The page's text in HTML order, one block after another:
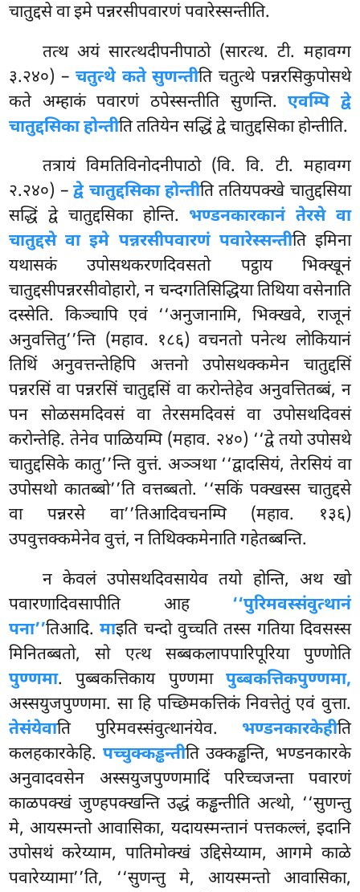
चातुद्दसे वा इमे पन्नरसीपवारणं पवारेस्सन्तीति.
तत्थ अयं सारत्थदीपनीपाठो (सारत्थ. टी. महावग्ग
३.२४०) – चतुत्थे कते सुणन्तीति चतुत्थे पन्नरसिकुपोसथे
कते अम्हाकं पवारणं ठपेस्सन्तीति सुणन्ति.एवम्पि द्वे
चातुद्दसिका होन्तीति ततियेन सद्धिं द्वे चातुद्दसिका होन्तीति.
तत्रायं विमतिविनोदनीपाठो (वि. वि. टी. महावग्ग
२.२४०) –द्वे चातुद्दसिका होन्तीति ततियपक्खे चातुद्दसिया
सद्धिं द्वे चातुद्दसिका होन्ति. भण्डनकारकानं तेरसे वा
चातुद्दसे वा इमे पन्नरसीपवारणं पवारेस्सन्तीति इमिना
यथासकं उपोसथकरणदिवसतो पट्ठाय भिक्खूनं
चातुद्दसीपन्नरसीवोहारो, न चन्दगतिसिद्धिया तिथिया वसेनाति
दस्सेति. किञ्चापि एवं ‘‘अनुजानामि, भिक्खवे, राजूनं
अनुवत्तितु’’न्ति (महाव. १८६) वचनतो पनेत्थ लोकियानं
तिथिं अनुवत्तन्तेहिपि अत्तनो उपोसथक्कमेन चातुद्दसिं
पन्नरसिं वा पन्नरसिं चातुद्दसिं वा करोन्तेहेव अनुवत्तितब्बं, न
पन सोळसमदिवसं वा तेरसमदिवसं वा उपोसथदिवसं
करोन्तेहि. तेनेव पाळियम्पि (महाव. २४०) ‘‘द्वे तयो उपोसथे
चातुद्दसिके कातु’’न्ति वुत्तं. अञ्ञथा ‘‘द्वादसियं, तेरसियं वा
उपोसथो कातब्बो’’ति वत्तब्बतो. ‘‘सकिं पक्खस्स चातुद्दसे
वा पन्नरसे वा’’तिआदिवचनम्पि (महाव. १३६)
उपवुत्तक्कमेनेव वुत्तं, न तिथिक्कमेनाति गहेतब्बन्ति.
न केवलं उपोसथदिवसायेव तयो होन्ति, अथ खो
पवारणादिवसापीति आह ‘‘पुरिमवस्संवुत्थानं
पना’’तिआदि.माइति चन्दो वुच्चति तस्स गतिया दिवसस्स
मिनितब्बतो, सो एत्थ सब्बकलापपारिपूरिया पुण्णोति
पुण्णमा. पुब्बकत्तिकाय पुण्णमा पुब्बकत्तिकपुण्णमा,
अस्सयुजपुण्णमा. सा हि पच्छिमकत्तिकं निवत्तेतुं एवं वुत्ता.
तेसंयेवाति पुरिमवस्संवुत्थानंयेव. भण्डनकारकेहीति
कलहकारकेहि.पच्चुक्कड्ढन्तीति उक्कड्ढन्ति, भण्डनकारके
अनुवादवसेन अस्सयुजपुण्णमादिं परिच्चजन्ता पवारणं
काळपक्खं जुण्हपक्खन्ति उद्धं कड्ढन्तीति अत्थो, ‘‘सुणन्तु
मे, आयस्मन्तो आवासिका, यदायस्मन्तानं पत्तकल्लं, इदानि
उपोसथं करेय्याम, पातिमोक्खं उद्दिसेय्याम, आगमे काळे
पवारेय्यामा’’ति, ‘‘सुणन्तु मे, आयस्मन्तो आवासिका,